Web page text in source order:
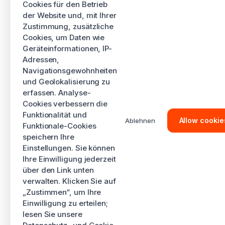
Cookies für den Betrieb
der Website und, mit Ihrer
Zustimmung, zusätzliche
Cookies, um Daten wie
Geräteinformationen, IP-
Adressen,
Navigationsgewohnheiten
und Geolokalisierung zu
erfassen. Analyse-
Cookies verbessern die
Funktionalität und
Funktionale-Cookies
speichern Ihre
Einstellungen. Sie können
Ihre Einwilligung jederzeit
über den Link unten
verwalten. Klicken Sie auf
„Zustimmen“, um Ihre
Einwilligung zu erteilen;
lesen Sie unsere
Ablehnen Allow